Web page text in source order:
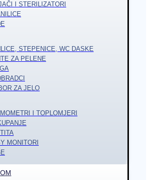
I STERILIZATORI
STEPENICE, WC DASKE
ZA PELENE
ZA JELO
I TOPLOMJERI
MONITORI